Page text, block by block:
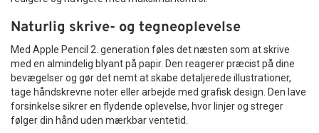
Naturlig skrive- og tegneoplevelse
Med Apple Pencil 2. generation føles det næsten som at skrive
med en almindelig blyant på papir. Den reagerer præcist på dine
bevægelser og gør det nemt at skabe detaljerede illustrationer,
tage håndskrevne noter eller arbejde med grafisk design. Den lave
forsinkelse sikrer en flydende oplevelse, hvor linjer og streger
følger din hånd uden mærkbar ventetid.